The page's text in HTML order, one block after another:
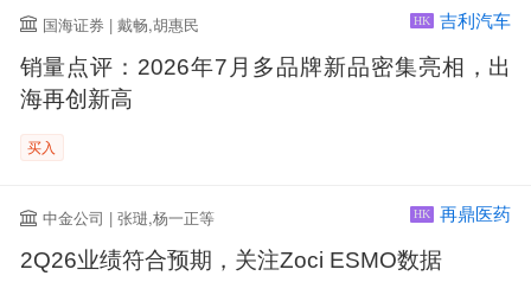
国海证券 | 戴畅,胡惠民 HK 吉利汽车
销量点评：2026年7月多品牌新品密集亮相，出
海再创新高
买入
中金公司 | 张琎,杨一正等 HK 再鼎医药
2Q26业绩符合预期，关注Zoci ESMO数据